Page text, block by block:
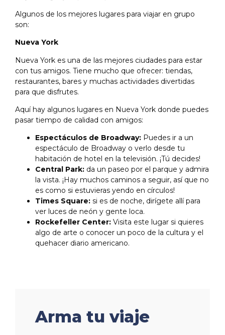
Algunos de los mejores lugares para viajar en grupo
son:
Nueva York
Nueva York es una de las mejores ciudades para estar
con tus amigos. Tiene mucho que ofrecer: tiendas,
restaurantes, bares y muchas actividades divertidas
para que disfrutes.
Aquí hay algunos lugares en Nueva York donde puedes
pasar tiempo de calidad con amigos:
Espectáculos de Broadway: Puedes ir a un
espectáculo de Broadway o verlo desde tu
habitación de hotel en la televisión. ¡Tú decides!
Central Park: da un paseo por el parque y admira
la vista. ¡Hay muchos caminos a seguir, así que no
es como si estuvieras yendo en círculos!
Times Square: si es de noche, dirígete allí para
ver luces de neón y gente loca.
Rockefeller Center: Visita este lugar si quieres
algo de arte o conocer un poco de la cultura y el
quehacer diario americano.
Arma tu viaje